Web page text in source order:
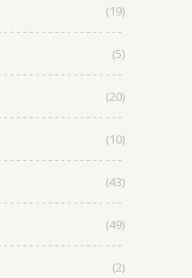
(19)
(5)
(20)
(10)
(43)
(49)
(2)